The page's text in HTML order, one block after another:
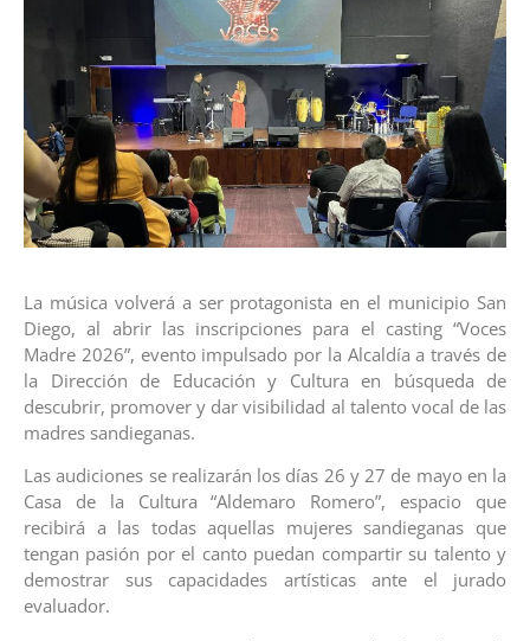
La música volverá a ser protagonista en el municipio San
Diego, al abrir las inscripciones para el casting “Voces
Madre 2026”, evento impulsado por la Alcaldía a través de
la Dirección de Educación y Cultura en búsqueda de
descubrir, promover y dar visibilidad al talento vocal de las
madres sandieganas.
Las audiciones se realizarán los días 26 y 27 de mayo en la
Casa de la Cultura “Aldemaro Romero”, espacio que
recibirá a las todas aquellas mujeres sandieganas que
tengan pasión por el canto puedan compartir su talento y
demostrar sus capacidades artísticas ante el jurado
evaluador.